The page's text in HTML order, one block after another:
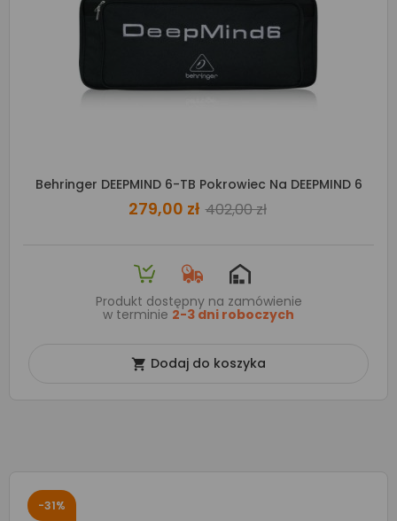
Behringer DEEPMIND 6-TB Pokrowiec Na DEEPMIND 6
279,00 zł 402,00 zł
Produkt dostępny na zamówienie
w terminie 2-3 dni roboczych
 Dodaj do koszyka
-31%